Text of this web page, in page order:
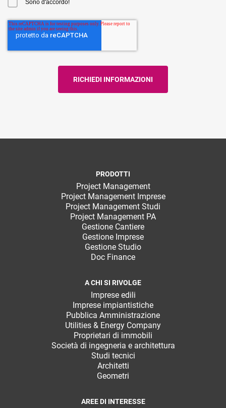
Sono d'accordo!
PRODOTTI
Project Management
Project Management Imprese
Project Management Studi
Project Management PA
Gestione Cantiere
Gestione Imprese
Gestione Studio
Doc Finance
A CHI SI RIVOLGE
Imprese edili
Imprese impiantistiche
Pubblica Amministrazione
Utilities & Energy Company
Proprietari di immobili
Società di ingegneria e architettura
Studi tecnici
Architetti
Geometri
AREE DI INTERESSE